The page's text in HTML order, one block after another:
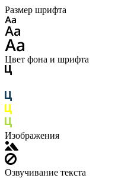
Размер шрифта
Цвет фона и шрифта
Изображения
Озвучивание текста